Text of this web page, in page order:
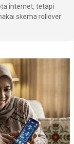
internet, tetapi
skema rollover